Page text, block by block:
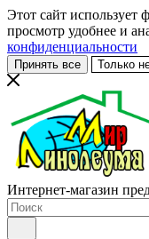
Этот сайт использует
просмотр удобнее и
конфиденциальности
Принять все Только
Интернет-магазин